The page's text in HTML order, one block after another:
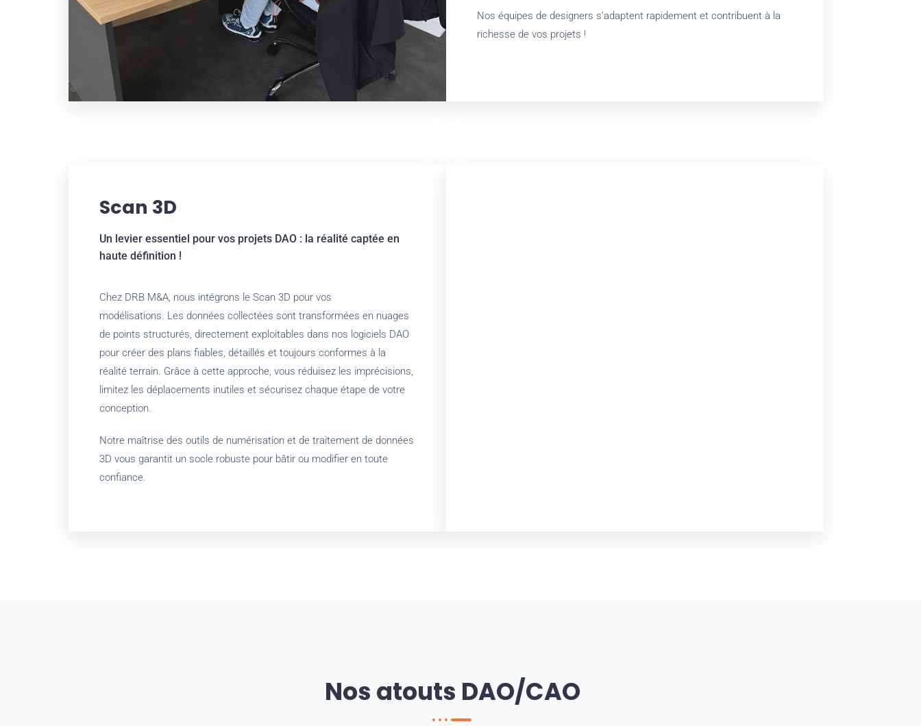
Nos équipes de designers s’adaptent rapidement et contribuent à la
richesse de vos projets !
Scan 3D
Un levier essentiel pour vos projets DAO : la réalité captée en
haute définition !
Chez DRB M&A, nous intégrons le Scan 3D pour vos
modélisations. Les données collectées sont transformées en nuages
de points structurés, directement exploitables dans nos logiciels DAO
pour créer des plans fiables, détaillés et toujours conformes à la
réalité terrain. Grâce à cette approche, vous réduisez les imprécisions,
limitez les déplacements inutiles et sécurisez chaque étape de votre
conception.
Notre maîtrise des outils de numérisation et de traitement de données
3D vous garantit un socle robuste pour bâtir ou modifier en toute
confiance.
Nos atouts DAO/CAO